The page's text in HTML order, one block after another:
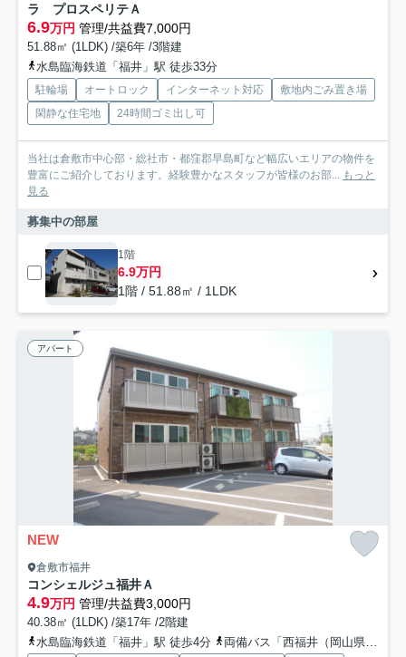
ラ プロスペリテＡ
6.9万円 管理/共益費7,000円
51.88㎡ (1LDK) /築6年 /3階建
水島臨海鉄道「福井」駅 徒歩33分
駐輪場 オートロック インターネット対応
敷地内ごみ置き場
閑静な住宅地
24時間ゴミ出し可
当社は倉敷市中心部・総社市・都窪郡早島町など幅広いエリアの物件を
豊富にご紹介しております。経験豊かなスタッフが皆様のお部...
もっと
見る
募集中の部屋
1階
6.9万円
1階 / 51.88㎡ / 1LDK
アパート
NEW
倉敷市福井
コンシェルジュ福井Ａ
4.9万円 管理/共益費3,000円
40.38㎡ (1LDK) /築17年 /2階建
水島臨海鉄道「福井」駅 徒歩4分
両備バス「西福井（岡山県）」バス停下車 徒歩6分